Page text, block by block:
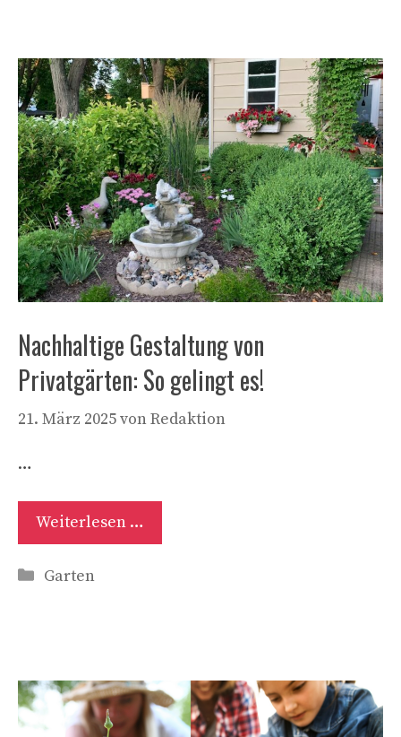
Nachhaltige Gestaltung von
Privatgärten: So gelingt es!
21. März 2025vonRedaktion
…
Weiterlesen …
Kategorien
Garten